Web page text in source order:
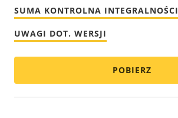
SUMA KONTROLNA INTEGRALNOŚCI
UWAGI DOT. WERSJI
POBIERZ